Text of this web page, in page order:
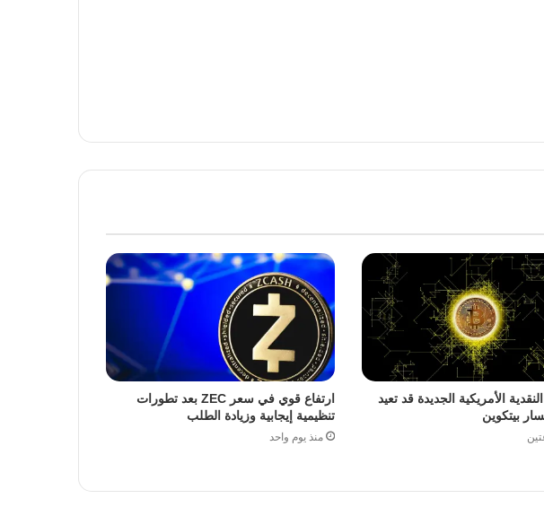
الأمريكية الجديدة قد تعيد
بيتكوين
ارتفاع قوي في سعر ZEC بعد تطورات
تنظيمية إيجابية وزيادة الطلب
منذ يوم واحد